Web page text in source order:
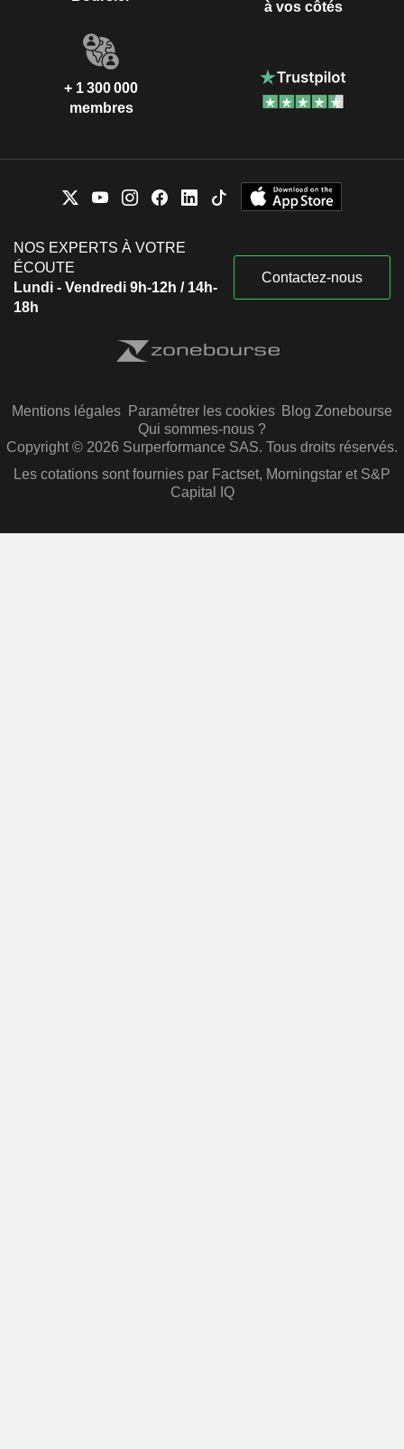
à vos côtés
+ 1 300 000
membres
NOS EXPERTS À VOTRE
ÉCOUTE
Lundi - Vendredi 9h-12h / 14h-
18h
Contactez-nous
Mentions légales Paramétrer les cookies Blog Zonebourse
Qui sommes-nous ?
Copyright © 2026 Surperformance SAS. Tous droits réservés.
Les cotations sont fournies par Factset, Morningstar et S&P
Capital IQ